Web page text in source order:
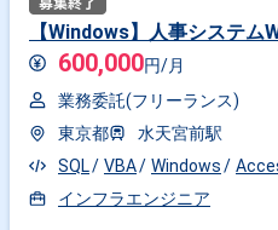
【Windows】人事システム
600,000円/月
業務委託(フリーランス)
東京都
水天宮前駅
SQL
VBA Windows
インフラエンジニア